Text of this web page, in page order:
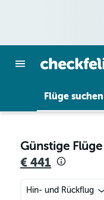
Flüge suchen
Günstige
€ 441
Hin- und Rückflug